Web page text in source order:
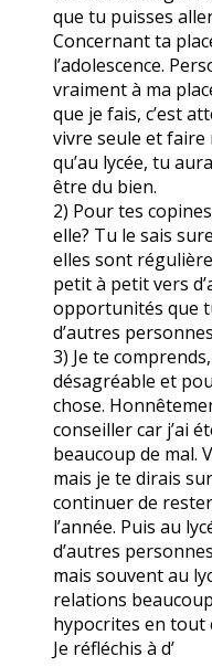
que tu puisses
Concernant ta
l’adolescence.
vraiment à ma
que je fais, c’est
vivre seule et faire
qu’au lycée, tu
être du bien.
2) Pour tes
elle? Tu le sais
elles sont
petit à petit vers
opportunités que
d’autres
3) Je te
désagréable et
chose.
conseiller car j’ai
beaucoup de mal.
mais je te dirais
continuer de rester
l’année. Puis au
d’autres
mais souvent au
relations
hypocrites en tout
Je réfléchis à d’